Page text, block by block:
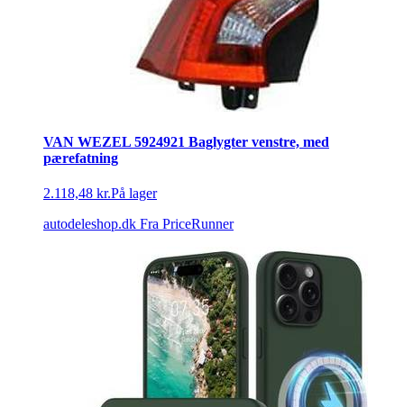
VAN WEZEL 5924921 Baglygter venstre, med
pærefatning
2.118,48 kr.På lager
autodeleshop.dk Fra PriceRunner